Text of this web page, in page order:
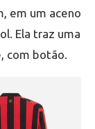
em um aceno
Ela traz uma
com botão.